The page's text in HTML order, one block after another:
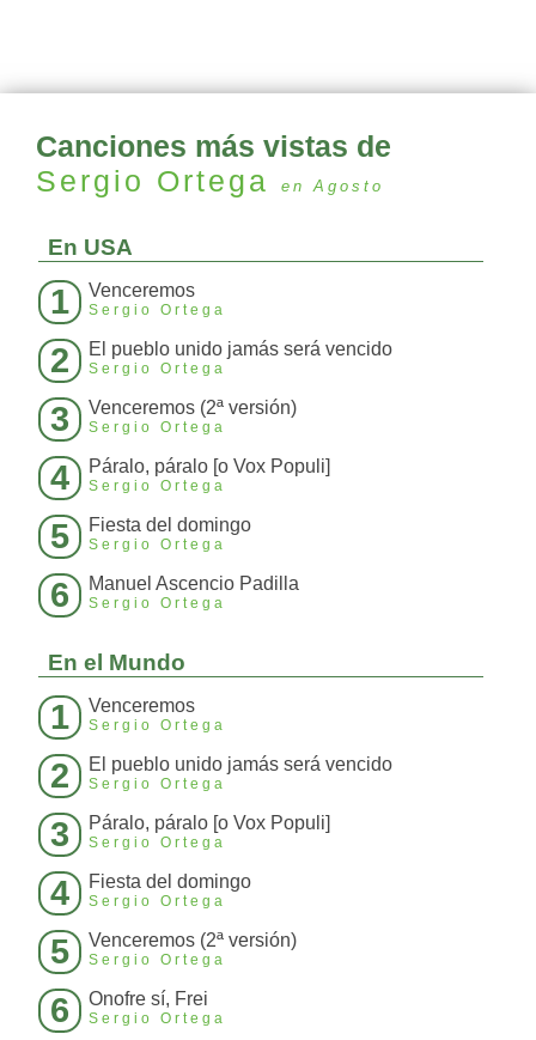
Canciones más vistas de
Sergio Ortega
en Agosto
En USA
1 Venceremos
Sergio Ortega
2 El pueblo unido jamás será vencido
Sergio Ortega
3 Venceremos (2ª versión)
Sergio Ortega
4 Páralo, páralo [o Vox Populi]
Sergio Ortega
5 Fiesta del domingo
Sergio Ortega
6 Manuel Ascencio Padilla
Sergio Ortega
En el Mundo
1 Venceremos
Sergio Ortega
2 El pueblo unido jamás será vencido
Sergio Ortega
3 Páralo, páralo [o Vox Populi]
Sergio Ortega
4 Fiesta del domingo
Sergio Ortega
5 Venceremos (2ª versión)
Sergio Ortega
6 Onofre sí, Frei
Sergio Ortega